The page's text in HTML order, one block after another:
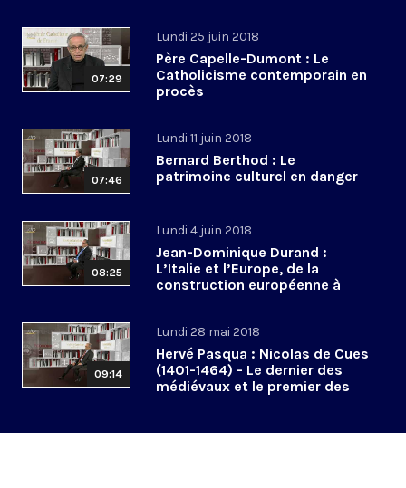
07:29
Lundi 25 juin 2018
Père Capelle-Dumont : Le
Catholicisme contemporain en
procès
07:46
Lundi 11 juin 2018
Bernard Berthod : Le
patrimoine culturel en danger
08:25
Lundi 4 juin 2018
Jean-Dominique Durand :
L’Italie et l’Europe, de la
construction européenne à
09:14
Lundi 28 mai 2018
Hervé Pasqua : Nicolas de Cues
(1401-1464) - Le dernier des
médiévaux et le premier des